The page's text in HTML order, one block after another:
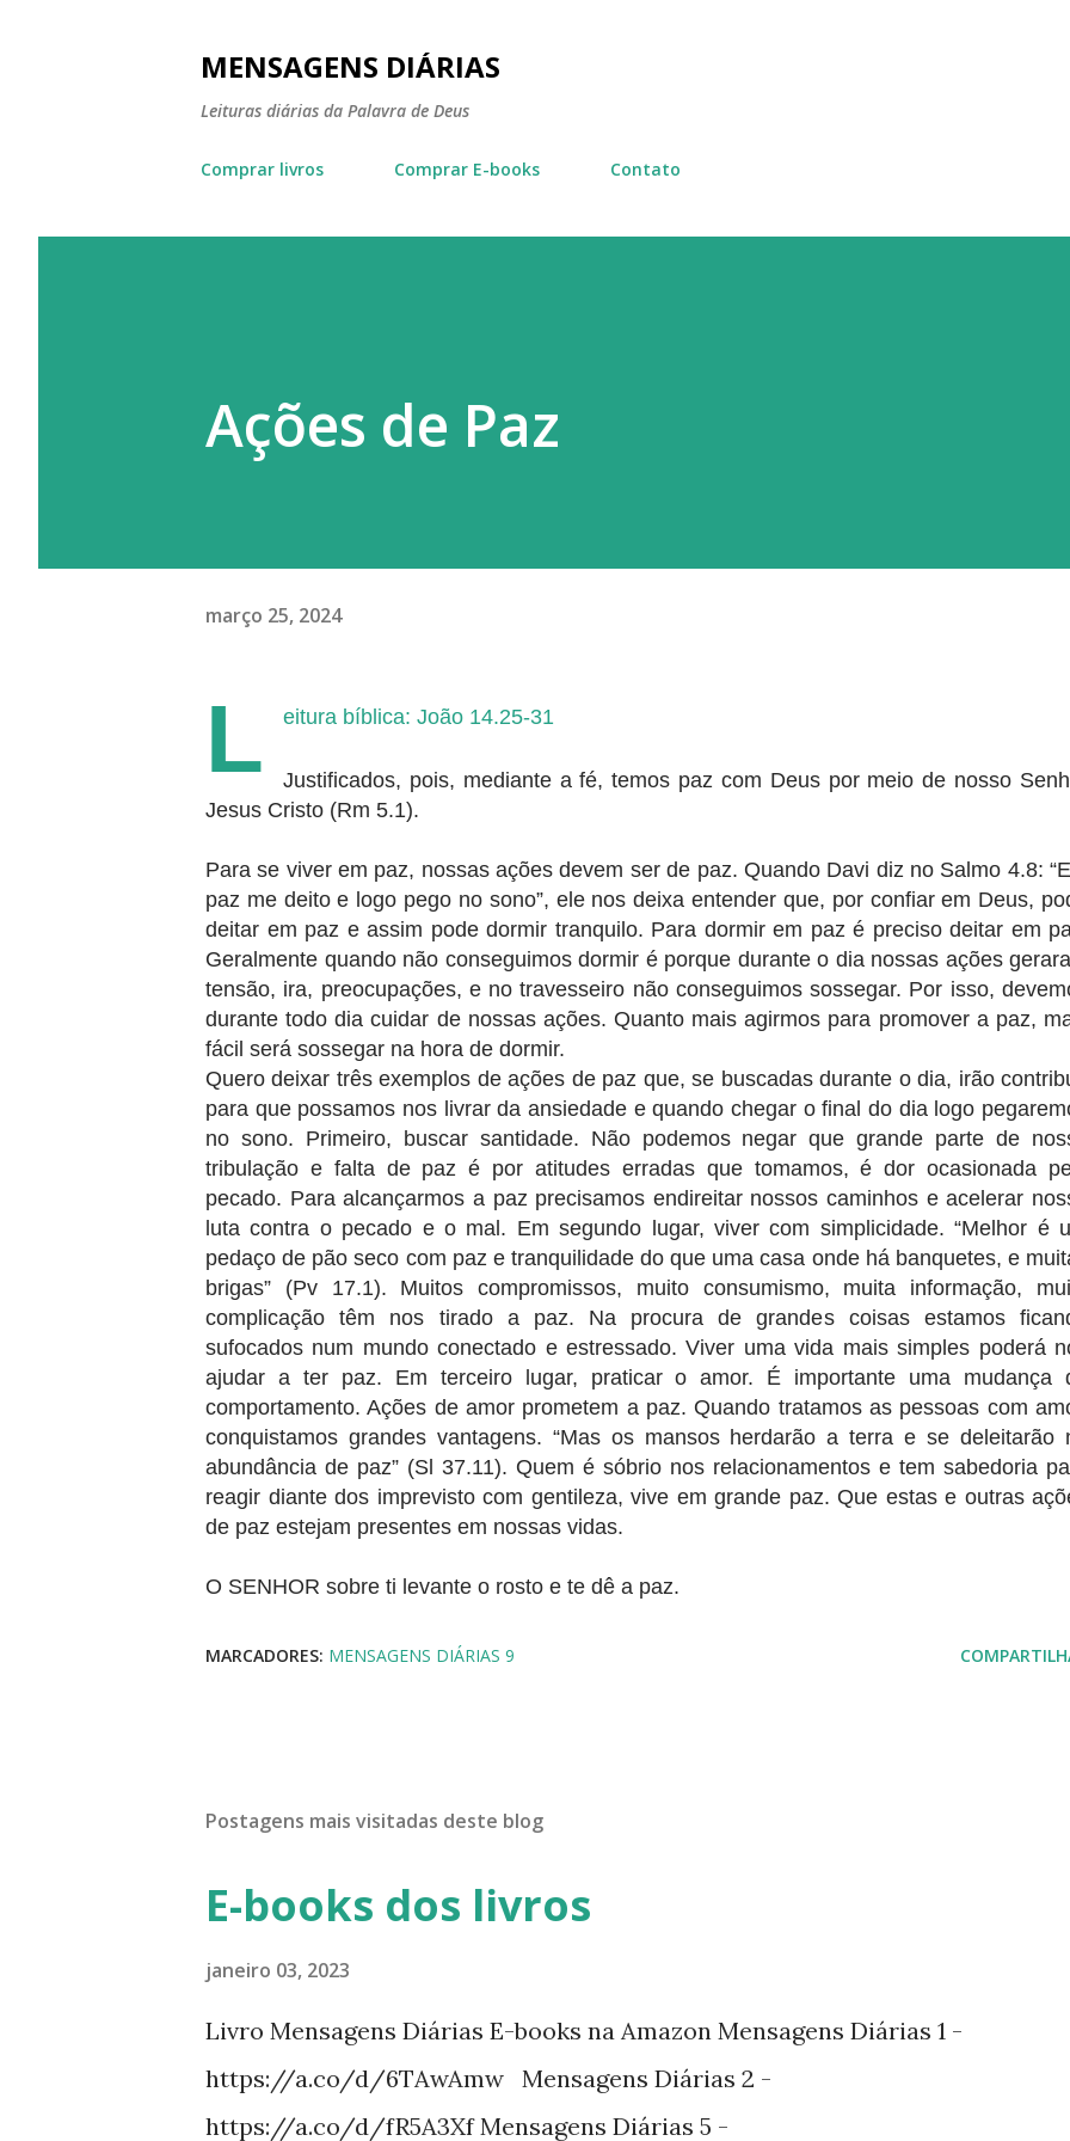
MENSAGENS DIÁRIAS
Leituras diárias da Palavra de Deus
Comprar livros Comprar E-books Contato
Ações de Paz
março 25, 2024
L eitura bíblica: João 14.25-31
Justificados, pois, mediante a fé, temos paz com Deus por meio de nosso
Jesus Cristo (Rm 5.1).
Para se viver em paz, nossas ações devem ser de paz. Quando Davi diz no Salmo 4.8:
paz me deito e logo pego no sono”, ele nos deixa entender que, por confiar em Deus,
deitar em paz e assim pode dormir tranquilo. Para dormir em paz é preciso deitar em
Geralmente quando não conseguimos dormir é porque durante o dia nossas ações
tensão, ira, preocupações, e no travesseiro não conseguimos sossegar. Por isso,
durante todo dia cuidar de nossas ações. Quanto mais agirmos para promover a paz,
fácil será sossegar na hora de dormir.
Quero deixar três exemplos de ações de paz que, se buscadas durante o dia, irão
para que possamos nos livrar da ansiedade e quando chegar o final do dia logo
no sono. Primeiro, buscar santidade. Não podemos negar que grande parte de
tribulação e falta de paz é por atitudes erradas que tomamos, é dor ocasionada
pecado. Para alcançarmos a paz precisamos endireitar nossos caminhos e acelerar
luta contra o pecado e o mal. Em segundo lugar, viver com simplicidade. “Melhor é
pedaço de pão seco com paz e tranquilidade do que uma casa onde há banquetes, e
brigas” (Pv 17.1). Muitos compromissos, muito consumismo, muita informação,
complicação têm nos tirado a paz. Na procura de grandes coisas estamos
sufocados num mundo conectado e estressado. Viver uma vida mais simples poderá
ajudar a ter paz. Em terceiro lugar, praticar o amor. É importante uma mudança
comportamento. Ações de amor prometem a paz. Quando tratamos as pessoas com
conquistamos grandes vantagens. “Mas os mansos herdarão a terra e se deleitarão
abundância de paz” (Sl 37.11). Quem é sóbrio nos relacionamentos e tem sabedoria
reagir diante dos imprevisto com gentileza, vive em grande paz. Que estas e outras
de paz estejam presentes em nossas vidas.
O SENHOR sobre ti levante o rosto e te dê a paz.
MARCADORES: MENSAGENS DIÁRIAS 9
Postagens mais visitadas deste blog
E-books dos livros
janeiro 03, 2023
Livro Mensagens Diárias E-books na Amazon Mensagens Diárias 1 -
https://a.co/d/6TAwAmw Mensagens Diárias 2 -
https://a.co/d/fR5A3Xf Mensagens Diárias 5 -